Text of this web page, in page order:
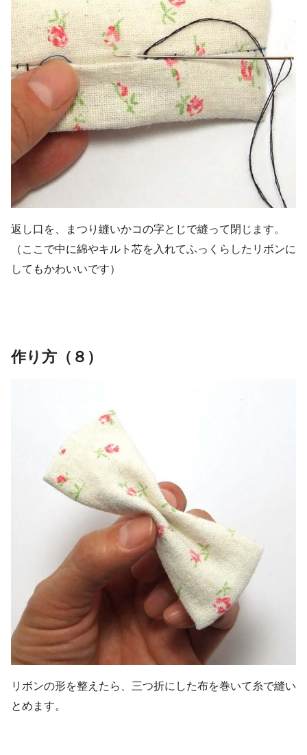
返し口を、まつり縫いかコの字とじで縫って閉じます。
（ここで中に綿やキルト芯を入れてふっくらしたリボンに
してもかわいいです）
作り方（８）
リボンの形を整えたら、三つ折にした布を巻いて糸で縫い
とめます。